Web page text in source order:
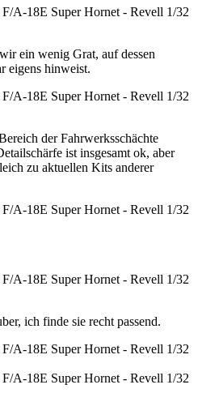
ein wenig Grat, auf dessen
eigens hinweist.
der Fahrwerksschächte
ist insgesamt ok, aber
zu aktuellen Kits anderer
ich finde sie recht passend.